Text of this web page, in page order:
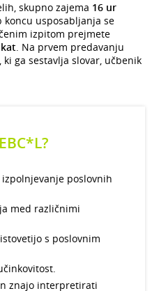
skupno zajema 16 ur
koncu usposabljanja se
izpitom prejmete
. Na prvem predavanju
, ki ga sestavlja slovar, učbenik
poslovnih
med različnimi
s poslovnim
znajo interpretirati